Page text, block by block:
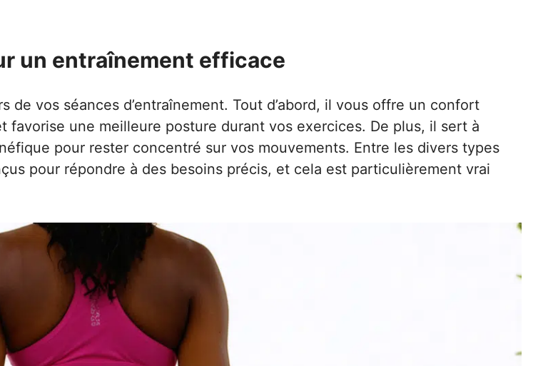
un entraînement efficace
vos séances d’entraînement. Tout d’abord, il vous offre un confort
une meilleure posture durant vos exercices. De plus, il sert à
pour rester concentré sur vos mouvements. Entre les divers types
pour répondre à des besoins précis, et cela est particulièrement vrai